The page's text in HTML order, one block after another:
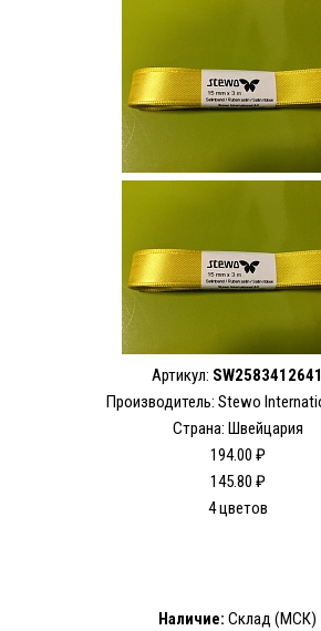
Артикул: SW2583412641
Производитель: Stewo
Страна: Швейцария
194.00 ₽
145.80 ₽
4 цветов
Наличие: Склад (МСК)